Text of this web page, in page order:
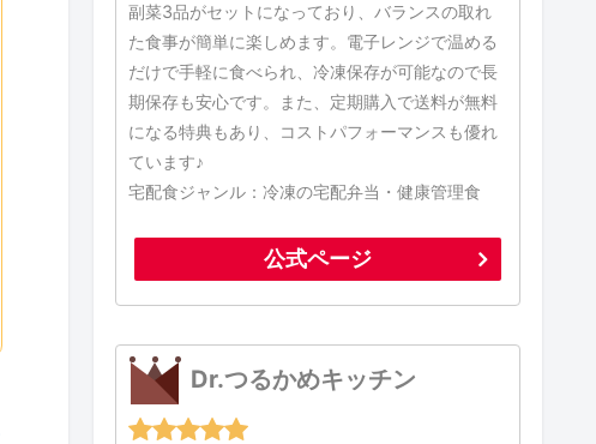
副菜3品がセットになっており、バランスの取れ
た食事が簡単に楽しめます。電子レンジで温める
だけで手軽に食べられ、冷凍保存が可能なので長
期保存も安心です。また、定期購入で送料が無料
になる特典もあり、コストパフォーマンスも優れ
ています♪
宅配食ジャンル：冷凍の宅配弁当・健康管理食
公式ページ
Dr.つるかめキッチン